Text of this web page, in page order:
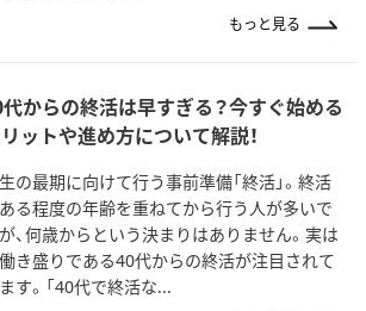
もっと見る
からの終活は早すぎる？今すぐ始める
ットや進め方について解説！
の最期に向けて行う事前準備「終活」。終活
る程度の年齢を重ねてから行う人が多いで
、何歳からという決まりはありません。実は
き盛りである40代からの終活が注目されて
す。「40代で終活な...